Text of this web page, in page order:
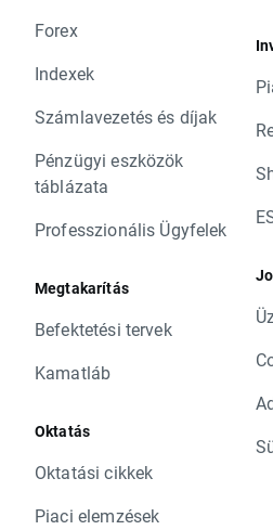
Forex
Indexek
Számlavezetés és díjak
Pénzügyi eszközök
táblázata
Professzionális Ügyfelek
Megtakarítás
Befektetési tervek
Kamatláb
Oktatás
Oktatási cikkek
Piaci elemzések